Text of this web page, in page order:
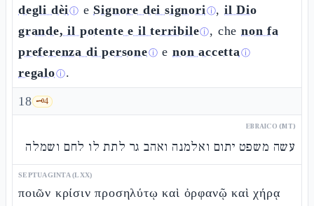
degli dèiⓘ e Signore dei signoriⓘ,il Dio
grande, il potente e il terribileⓘ, chenon fa
preferenza di personeⓘ enon accettaⓘ
regaloⓘ.
18 🗝️4
EBRAICO (MT)
עשה משפט יתום ואלמנה ואהב גר לתת לו לחם ושמלה
SEPTUAGINTA (LXX)
ποιῶν κρίσιν προσηλύτῳ καὶ ὀρφανῷ καὶ χήρᾳ